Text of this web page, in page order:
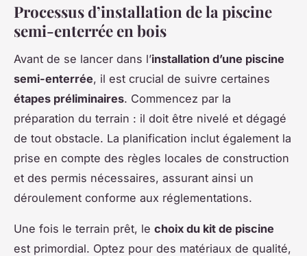
Processus d’installation de la piscine
semi-enterrée en bois
Avant de se lancer dans l’installation d’une piscine
semi-enterrée, il est crucial de suivre certaines
étapes préliminaires. Commencez par la
préparation du terrain : il doit être nivelé et dégagé
de tout obstacle. La planification inclut également la
prise en compte des règles locales de construction
et des permis nécessaires, assurant ainsi un
déroulement conforme aux réglementations.
Une fois le terrain prêt, le choix du kit de piscine
est primordial. Optez pour des matériaux de qualité,